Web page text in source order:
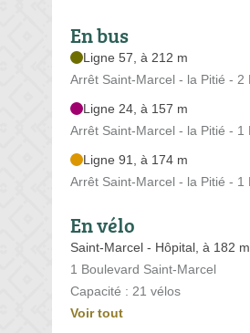
En bus
Ligne 57, à 212 m
Arrêt Saint-Marcel - la Pitié - 2
Ligne 24, à 157 m
Arrêt Saint-Marcel - la Pitié - 1
Ligne 91, à 174 m
Arrêt Saint-Marcel - la Pitié - 1
En vélo
Saint-Marcel - Hôpital, à 182 m
1 Boulevard Saint-Marcel
Capacité : 21 vélos
Voir tout